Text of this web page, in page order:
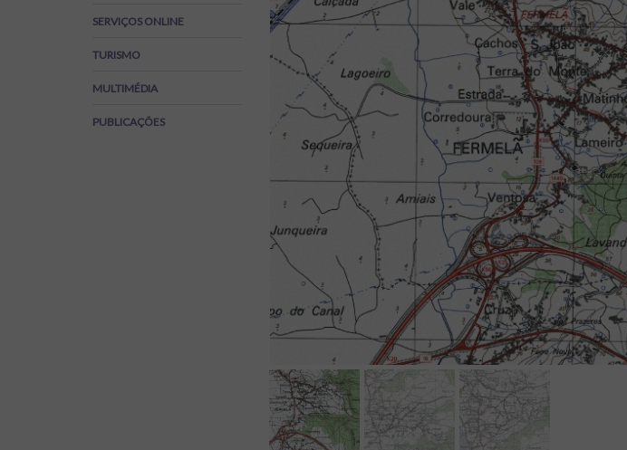
SERVIÇOS ONLINE
TURISMO
MULTIMÉDIA
PUBLICAÇÕES